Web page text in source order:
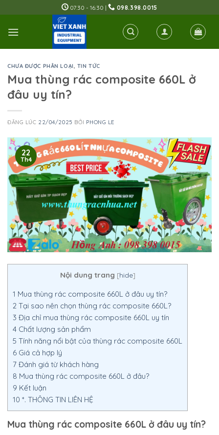
to
content
07:30 - 16:30 | 098.398.0015
CHƯA ĐƯỢC PHÂN LOẠI, TIN TỨC
Mua thùng rác composite 660L ở
đâu uy tín?
ĐĂNG LÚC 22/04/2025 BỞI PHONG LE
22
Th4
Nội dung trang [hide]
1 Mua thùng rác composite 660L ở đâu uy tín?
2 Tại sao nên chọn thùng rác composite 660L?
3 Địa chỉ mua thùng rác composite 660L uy tín
4 Chất lượng sản phẩm
5 Tính năng nổi bật của thùng rác composite 660L
6 Giá cả hợp lý
7 Đánh giá từ khách hàng
8 Mua thùng rác composite 660L ở đâu?
9 Kết luận
10 *. THÔNG TIN LIÊN HỆ
Mua thùng rác composite 660L ở đâu uy tín?